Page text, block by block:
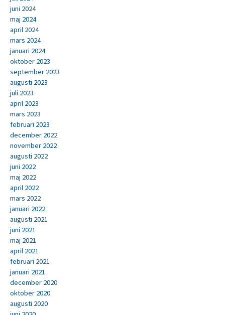
juni 2024
maj 2024
april 2024
mars 2024
januari 2024
oktober 2023
september 2023
augusti 2023
juli 2023
april 2023
mars 2023
februari 2023
december 2022
november 2022
augusti 2022
juni 2022
maj 2022
april 2022
mars 2022
januari 2022
augusti 2021
juni 2021
maj 2021
april 2021
februari 2021
januari 2021
december 2020
oktober 2020
augusti 2020